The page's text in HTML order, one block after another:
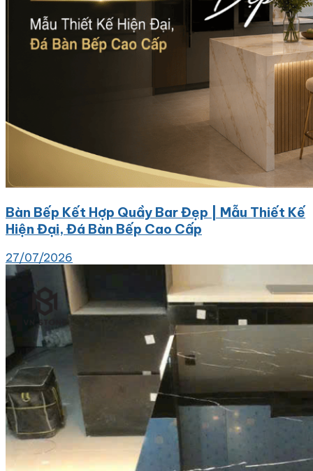
Bàn Bếp Kết Hợp Quầy Bar Đẹp | Mẫu Thiết Kế
Hiện Đại, Đá Bàn Bếp Cao Cấp
27/07/2026